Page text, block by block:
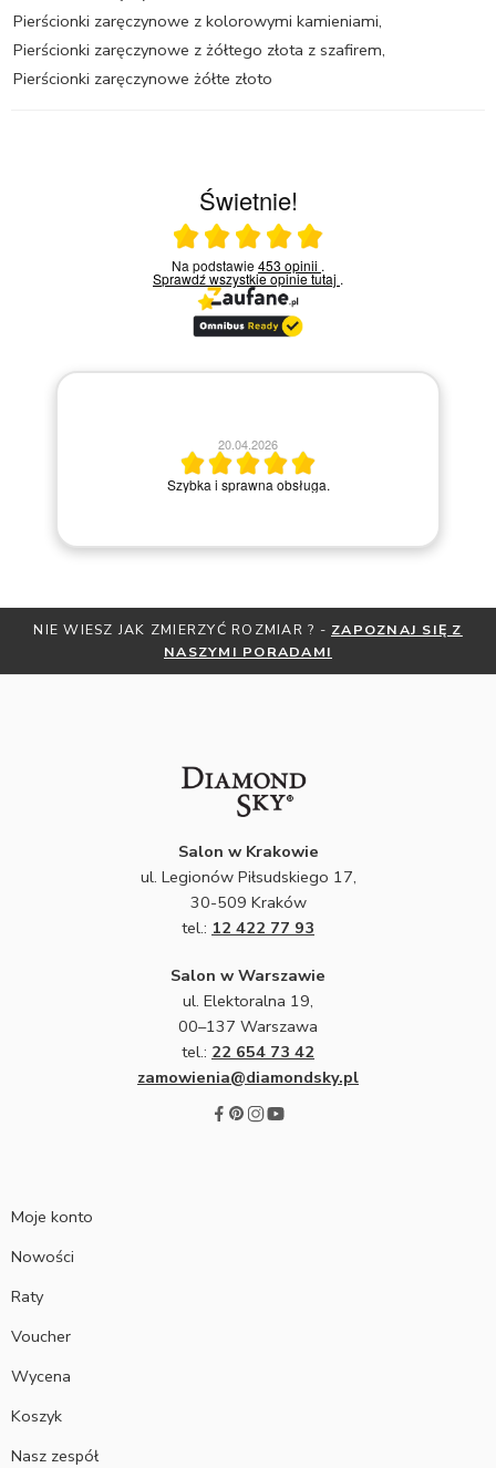
Pierścionki zaręczynowe z kolorowymi kamieniami,
Pierścionki zaręczynowe z żółtego złota z szafirem,
Pierścionki zaręczynowe żółte złoto
Świetnie!
Ocena średnia 5 na 5
Na podstawie453 opinii .
Sprawdź wszystkie opinietutaj .
20.04.2026
Szybka i sprawna obsługa.
? -ZAPOZNAJ SIĘ Z
OTRZYMAJ BEZPŁATNĄ
ZNIŻKI
Salon w Krakowie
ul. Legionów Piłsudskiego 17,
30-509 Kraków
tel.: 12 422 77 93
Salon w Warszawie
ul. Elektoralna 19,
00–137 Warszawa
tel.: 22 654 73 42
zamowienia@diamondsky.pl
Moje konto
Nowości
Raty
Voucher
Wycena
Koszyk
Nasz zespół